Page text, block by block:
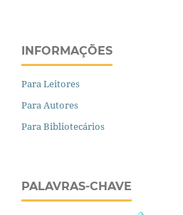
INFORMAÇÕES
Para Leitores
Para Autores
Para Bibliotecários
PALAVRAS-CHAVE